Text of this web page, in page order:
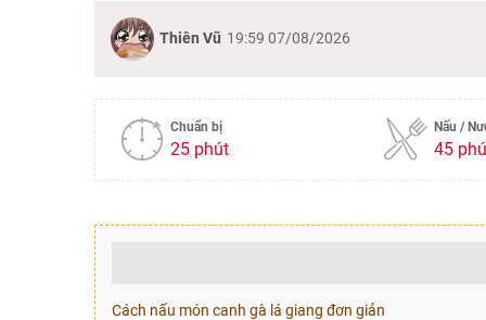
Thiên Vũ 19:59 07/08/2026
Chuẩn bị
25 phút
Nấu /
45
Cách nấu món canh gà lá giang đơn giản